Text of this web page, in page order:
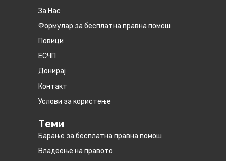
За Нас
Формулар за бесплатна правна помош
Повици
ЕСЧП
Донирај
Контакт
Услови за користење
Теми
Барање за бесплатна правна помош
Владеење на правото